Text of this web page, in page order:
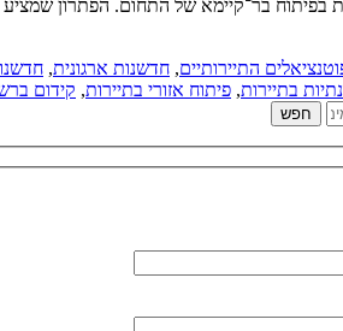
בפיתוח בר־קיימא של התחום. הפתרון
התיירותיים, חדשנות ארגונית,
בתיירות, פיתוח אזורי בתיירות, קידום